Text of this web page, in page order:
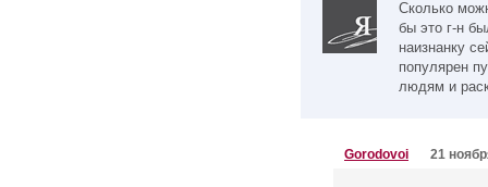
Сколько
бы это г-н
наизнанку
популярен
людям и
Gorodovoi 21